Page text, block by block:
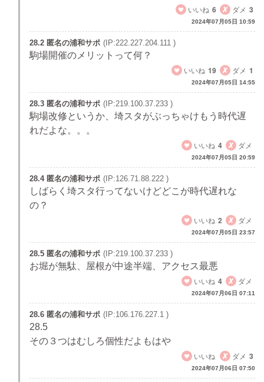
いいね 6 ダメ 3
2024年07月05日 10:59
28.2 匿名の浦和サポ (IP:222.227.204.111 )
駒場開催のメリットって何？
いいね 19 ダメ 1
2024年07月05日 14:55
28.3 匿名の浦和サポ (IP:219.100.37.233 )
駒場改修というか、埼スタがぶっちゃけもう時代遅
れだよな。。。
いいね 4 ダメ
2024年07月05日 20:59
28.4 匿名の浦和サポ (IP:126.71.88.222 )
しばらく埼スタ行ってないけどどこが時代遅れな
の？
いいね 2 ダメ
2024年07月05日 23:57
28.5 匿名の浦和サポ (IP:219.100.37.233 )
お堀が無駄、屋根が中途半端、アクセス最悪
いいね 4 ダメ
2024年07月06日 07:11
28.6 匿名の浦和サポ (IP:106.176.227.1 )
28.5
その３つはむしろ個性だよもはや
いいね
ダメ 3
2024年07月06日 07:50